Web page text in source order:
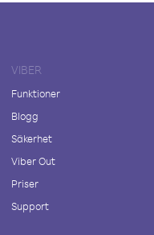
VIBER
Funktioner
Blogg
Säkerhet
Viber Out
Priser
Support